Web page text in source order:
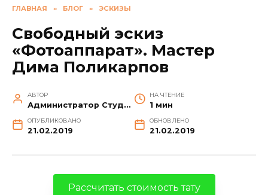
ГЛАВНАЯ » БЛОГ » ЭСКИЗЫ
Свободный эскиз
«Фотоаппарат». Мастер
Дима Поликарпов
АВТОР
Администратор Студии
НА ЧТЕНИЕ
1 мин
ОПУБЛИКОВАНО
21.02.2019
ОБНОВЛЕНО
21.02.2019
Рассчитать стоимость тату